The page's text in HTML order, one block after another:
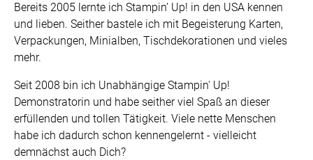
Bereits 2005 lernte ich Stampin’ Up! in den USA kennen
und lieben. Seither bastele ich mit Begeisterung Karten,
Verpackungen, Minialben, Tischdekorationen und vieles
mehr.
Seit 2008 bin ich Unabhängige Stampin' Up!
Demonstratorin und habe seither viel Spaß an dieser
erfüllenden und tollen Tätigkeit. Viele nette Menschen
habe ich dadurch schon kennengelernt - vielleicht
demnächst auch Dich?